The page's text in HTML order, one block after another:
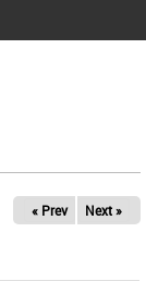
« Prev Next »